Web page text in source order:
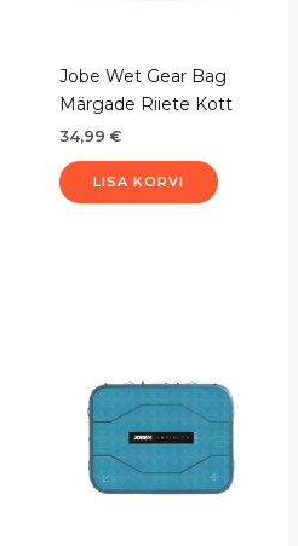
Jobe Wet Gear Bag
Märgade Riiete Kott
34,99 €
LISA KORVI